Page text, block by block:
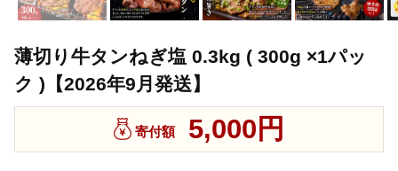
薄切り牛タンねぎ塩 0.3kg ( 300g ×1パッ
ク )【2026年9月発送】
寄付額 5,000円